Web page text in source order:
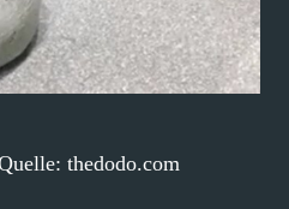
thedodo.com